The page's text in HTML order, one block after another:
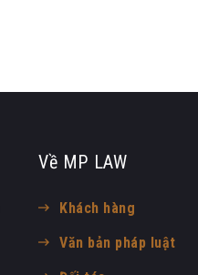
Về MP LAW
Khách hàng
Văn bản pháp luật